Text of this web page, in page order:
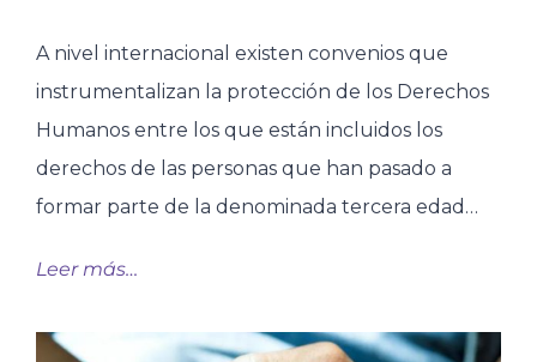
A nivel internacional existen convenios que
instrumentalizan la protección de los Derechos
Humanos entre los que están incluidos los
derechos de las personas que han pasado a
formar parte de la denominada tercera edad…
Leer más…